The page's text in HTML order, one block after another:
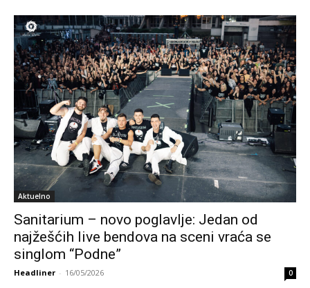
Aktuelno
Sanitarium – novo poglavlje: Jedan od
najžešćih live bendova na sceni vraća se
singlom “Podne”
Headliner - 16/05/2026 0